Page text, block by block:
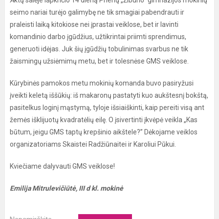
seimo nariai turėjo galimybę ne tik smagiai pabendrauti ir
praleisti laiką kitokiose nei įprastai veiklose, bet ir lavinti
komandinio darbo įgūdžius, užtikrintai priimti sprendimus,
generuoti idėjas. Juk šių įgūdžių tobulinimas svarbus ne tik
žaismingų užsiėmimų metu, bet ir tolesnėse GMS veiklose.
Kūrybinės pamokos metu mokinių komanda buvo pasiryžusi
įveikti keletą iššūkių: iš makaronų pastatyti kuo aukštesnį bokštą,
pasitelkus loginį mąstymą, tyloje išsiaiškinti, kaip pereiti visą ant
žemės išklijuotų kvadratėlių eilę. O įsivertinti įkvėpė veikla „Kas
būtum, jeigu GMS taptų krepšinio aikštele?” Dėkojame veiklos
organizatoriams Skaistei Radžiūnaitei ir Karoliui Pūkui.
Kviečiame dalyvauti GMS veiklose!
Emilija Mitrulevičiūtė, III d kl. mokinė